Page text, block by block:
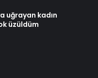
uğrayan kadın
üzüldüm